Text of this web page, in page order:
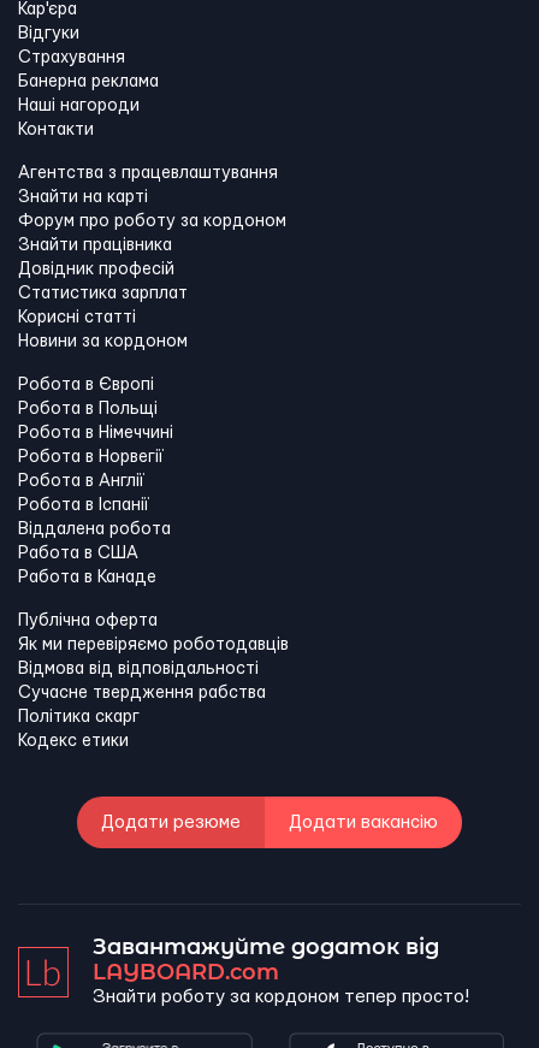
Кар'єра
Відгуки
Страхування
Банерна реклама
Наші нагороди
Контакти
Агентства з працевлаштування
Знайти на карті
Форум про роботу за кордоном
Знайти працівника
Довідник професій
Статистика зарплат
Корисні статті
Новини за кордоном
Робота в Європі
Робота в Польщі
Робота в Німеччині
Робота в Норвегії
Робота в Англії
Робота в Іспанії
Віддалена робота
Работа в США
Работа в Канадe
Публічна оферта
Як ми перевіряємо роботодавців
Відмова від відповідальності
Сучасне твердження рабства
Політика скарг
Кодекс етики
Додати резюме Додати вакансію
Завантажуйте додаток від
LAYBOARD.com
Знайти роботу за кордоном тепер просто!